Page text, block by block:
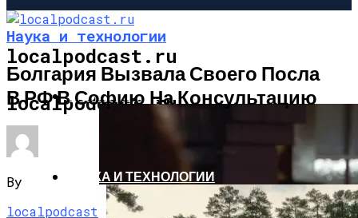
localpodcast.ru
localpodcast.ru
ШОУ-БИЗНЕС
НАУКА И ТЕХНОЛОГИИ
Наука и технологии
Болгария Вызвала Своего Посла
В РФ В Софию На Консультацию
By
localpodcast